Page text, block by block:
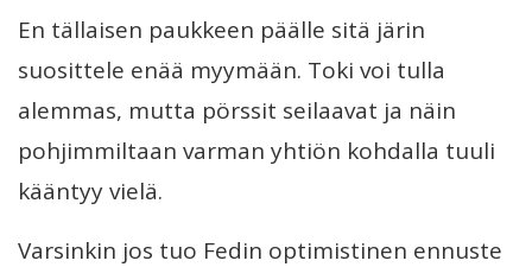
En tällaisen paukkeen päälle sitä järin
suosittele enää myymään. Toki voi tulla
alemmas, mutta pörssit seilaavat ja näin
pohjimmiltaan varman yhtiön kohdalla tuuli
kääntyy vielä.
Varsinkin jos tuo Fedin optimistinen ennuste